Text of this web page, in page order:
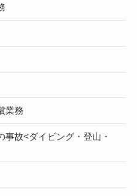
業務
事故<ダイビング・登山・